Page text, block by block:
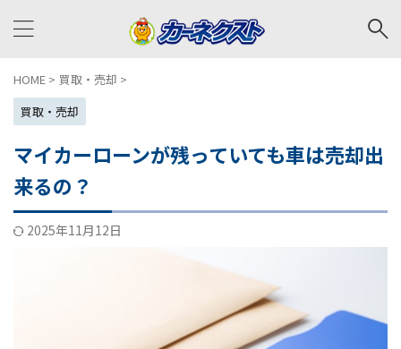
HOME > 買取・売却 >
買取・売却
マイカーローンが残っていても車は売却出
来るの？
2025年11月12日